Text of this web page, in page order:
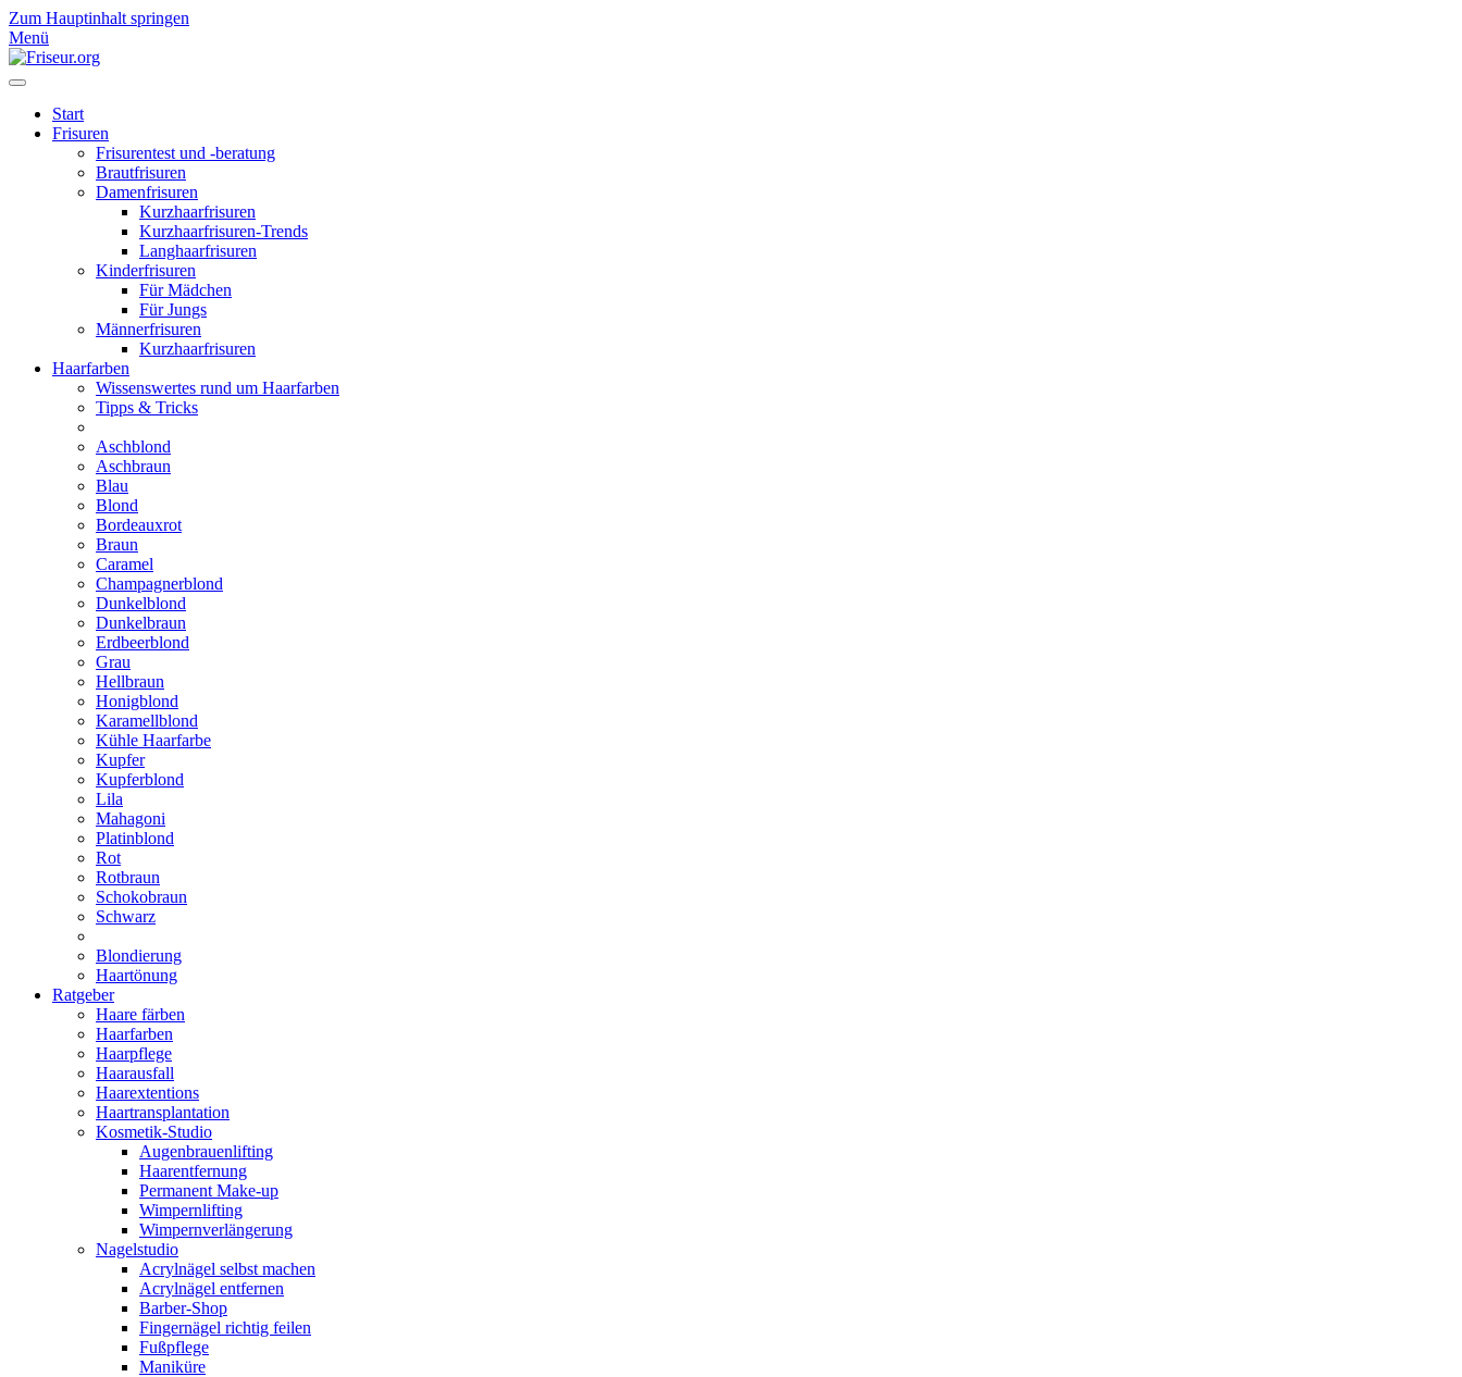
Zum Hauptinhalt springen
Menü
Start
Frisuren
Frisurentest und -beratung
Brautfrisuren
Damenfrisuren
Kurzhaarfrisuren
Kurzhaarfrisuren-Trends
Langhaarfrisuren
Kinderfrisuren
Für Mädchen
Für Jungs
Männerfrisuren
Kurzhaarfrisuren
Haarfarben
Wissenswertes rund um Haarfarben
Tipps & Tricks
Aschblond
Aschbraun
Blau
Blond
Bordeauxrot
Braun
Caramel
Champagnerblond
Dunkelblond
Dunkelbraun
Erdbeerblond
Grau
Hellbraun
Honigblond
Karamellblond
Kühle Haarfarbe
Kupfer
Kupferblond
Lila
Mahagoni
Platinblond
Rot
Rotbraun
Schokobraun
Schwarz
Blondierung
Haartönung
Ratgeber
Haare färben
Haarfarben
Haarpflege
Haarausfall
Haarextentions
Haartransplantation
Kosmetik-Studio
Augenbrauenlifting
Haarentfernung
Permanent Make-up
Wimpernlifting
Wimpernverlängerung
Nagelstudio
Acrylnägel selbst machen
Acrylnägel entfernen
Barber-Shop
Fingernägel richtig feilen
Fußpflege
Maniküre